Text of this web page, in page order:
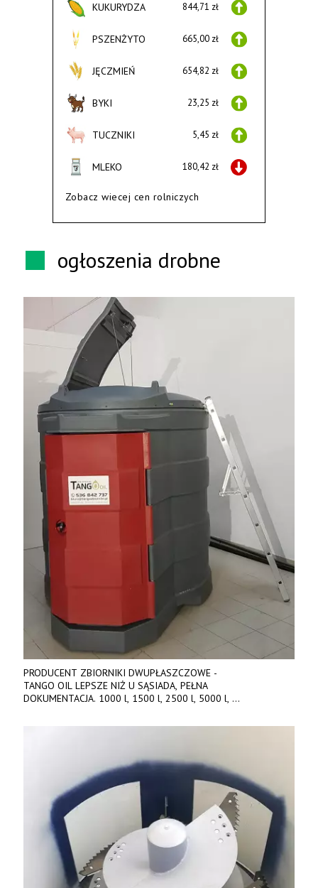
KUKURYDZA 844,71 zł
PSZENŻYTO 665,00 zł
JĘCZMIEŃ 654,82 zł
BYKI 23,25 zł
TUCZNIKI 5,45 zł
MLEKO 180,42 zł
Zobacz wiecej cen rolniczych
ogłoszenia drobne
PRODUCENT ZBIORNIKI DWUPŁASZCZOWE -
TANGO OIL LEPSZE NIŻ U SĄSIADA, PEŁNA
DOKUMENTACJA. 1000 l, 1500 l, 2500 l, 5000 l,
842 737, www.tango-oil.pl